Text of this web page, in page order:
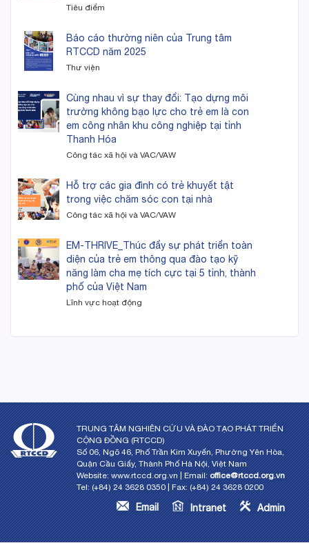
Tiêu điểm
Báo cáo thường niên của Trung tâm
RTCCD năm 2025
Thư viện
Cùng nhau vì sự thay đổi: Tạo dựng môi
trường không bạo lực cho trẻ em là con
em công nhân khu công nghiệp tại tỉnh
Thanh Hóa
Công tác xã hội và VAC/VAW
Hỗ trợ các gia đình có trẻ khuyết tật
trong việc chăm sóc con tại nhà
Công tác xã hội và VAC/VAW
EM-THRIVE_Thúc đẩy sự phát triển toàn
diện của trẻ em thông qua đào tạo kỹ
năng làm cha mẹ tích cực tại 5 tỉnh, thành
phố của Việt Nam
Lĩnh vực hoạt động
TRUNG TÂM NGHIÊN CỨU VÀ ĐÀO TẠO PHÁT TRIỂN
CỘNG ĐỒNG (RTCCD)
Số 06, Ngõ 46, Phố Trần Kim Xuyến, Phường Yên Hòa,
Quận Cầu Giấy, Thành Phố Hà Nội, Việt Nam
Website: www.rtccd.org.vn | Email:office@rtccd.org.vn
Tel: (+84) 24 3628 0350 | Fax: (+84) 24 3628 0200
Admin
Intranet
Email